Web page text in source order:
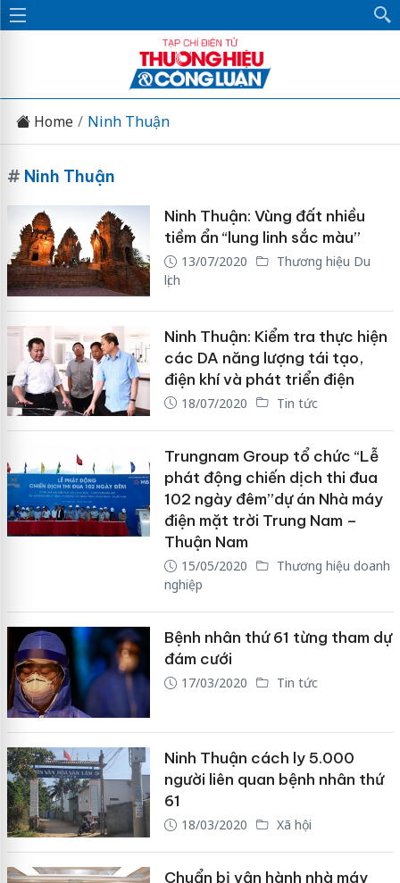
Home Ninh Thuận
# Ninh Thuận
Ninh Thuận: Vùng đất nhiều
tiềm ẩn “lung linh sắc màu”
13/07/2020
Thương hiệu Du
lịch
Ninh Thuận: Kiểm tra thực hiện
các DA năng lượng tái tạo,
điện khí và phát triển điện
18/07/2020 Tin tức
Trungnam Group tổ chức “Lễ
phát động chiến dịch thi đua
102 ngày đêm”dự án Nhà máy
điện mặt trời Trung Nam –
Thuận Nam
15/05/2020
Thương hiệu doanh
nghiệp
Bệnh nhân thứ 61 từng tham dự
đám cưới
17/03/2020 Tin tức
Ninh Thuận cách ly 5.000
người liên quan bệnh nhân thứ
61
18/03/2020 Xã hội
Chuẩn bị vận hành nhà máy